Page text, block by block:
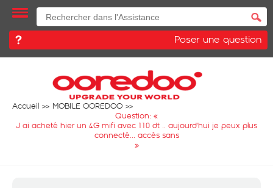
Poser une question
Accueil
MOBILE OOREDOO
Question: «
J ai acheté hier un 4G mifi avec 110 dt .. aujourd'hui je peux plus
connecté... accès sans
»